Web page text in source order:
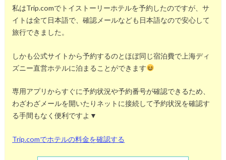
私はTrip.comでトイストーリーホテルを予約したのですが、サ
イトは全て日本語で、確認メールなども日本語なので安心して
旅行できました。
しかも公式サイトから予約するのとほぼ同じ宿泊費で上海ディ
ズニー直営ホテルに泊まることができます
専用アプリからすぐに予約状況や予約番号が確認できるため、
わざわざメールを開いたりネットに接続して予約状況を確認す
る手間もなく便利ですよ▼
Trip.comでホテルの料金を確認する